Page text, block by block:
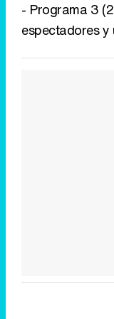
- Programa 3
espectadores